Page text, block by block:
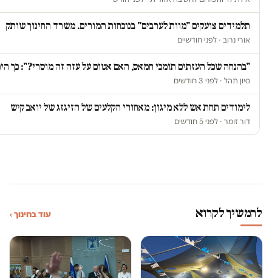
תלמידים צועקים "מוות לערבים" בנוכחות המורים. משרד החינוך שותק
אורי נרוב · לפני חודשיים
"בהנחה שכל העזתים תומכי חמאס, האם אטום על עזה זה מוסרי?": כך
סיון תהל · לפני 3 חודשים
לימודים תחת אש ללא מיגון: מאחורי הקלעים של הזיגזג של יואב קיש
דור זומר · לפני 5 חודשים
להמשיך לקרוא עוד בחינוך ›